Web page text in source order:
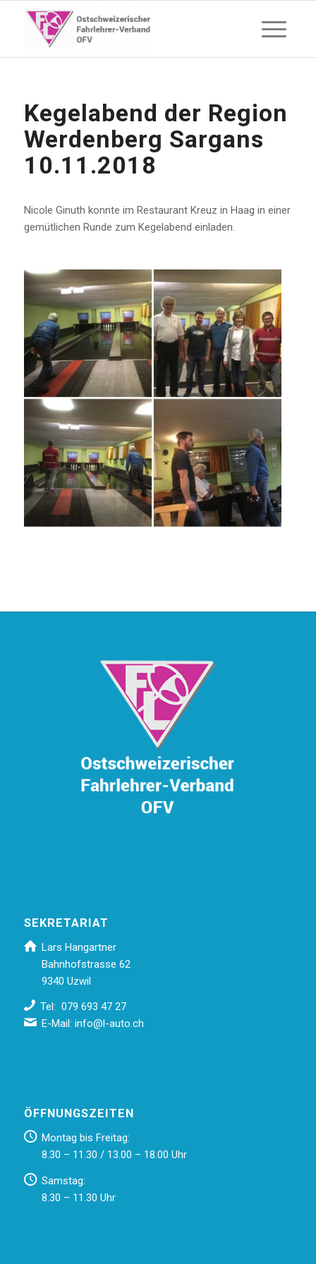
Kegelabend der Region
Werdenberg Sargans
10.11.2018
Nicole Ginuth konnte im Restaurant Kreuz in Haag in einer
gemütlichen Runde zum Kegelabend einladen.
SEKRETARIAT
Lars Hangartner
Bahnhofstrasse 62
9340 Uzwil
Tel: 079 693 47 27
E-Mail:info@l-auto.ch
ÖFFNUNGSZEITEN
Montag bis Freitag:
8.30 – 11.30 / 13.00 – 18.00 Uhr
Samstag:
8.30 – 11.30 Uhr